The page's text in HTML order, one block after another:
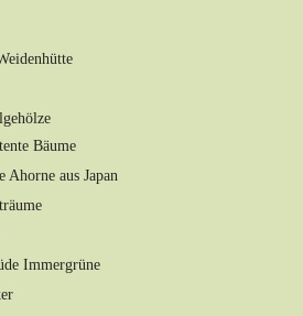
Bäume
Ahorne aus Japan
Immergrüne